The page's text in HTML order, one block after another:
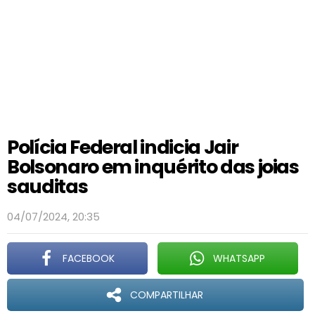
Polícia Federal indicia Jair
Bolsonaro em inquérito das joias
sauditas
04/07/2024, 20:35
FACEBOOK WHATSAPP
COMPARTILHAR